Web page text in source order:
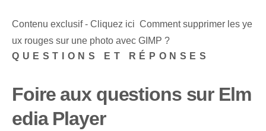
Contenu exclusif - Cliquez ici Comment supprimer les ye
ux rouges sur une photo avec GIMP ?
QUESTIONS ET RÉPONSES
Foire aux questions sur Elm
edia Player